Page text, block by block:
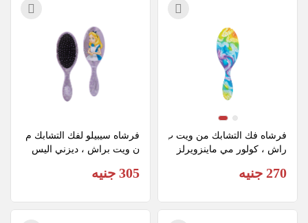
فرشاه فك التشابك من ويت ب
راش ، كولور مي ماينزويرلز
270 جنيه
فرشاه سيبيلو لفك التشابك م
ن ويت براش ، ديزني اليس
305 جنيه